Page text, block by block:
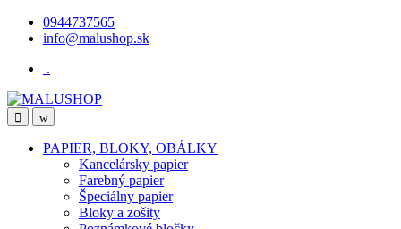
Skip
Skip
0944737565
info@malushop.sk
.
OpenClose
PAPIER, BLOKY, OBÁLKY
Kancelársky papier
Farebný papier
Špeciálny papier
Bloky a zošity